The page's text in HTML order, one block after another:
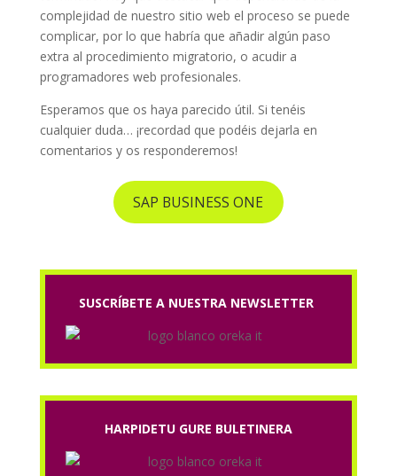
complejidad de nuestro sitio web el proceso se puede
complicar, por lo que habría que añadir algún paso
extra al procedimiento migratorio, o acudir a
programadores web profesionales.
Esperamos que os haya parecido útil. Si tenéis
cualquier duda… ¡recordad que podéis dejarla en
comentarios y os responderemos!
SAP BUSINESS ONE
SUSCRÍBETE A NUESTRA NEWSLETTER
HARPIDETU GURE BULETINERA